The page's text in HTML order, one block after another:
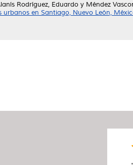
Rodríguez, Eduardo y Méndez
urbanos en Santiago, Nuevo León,